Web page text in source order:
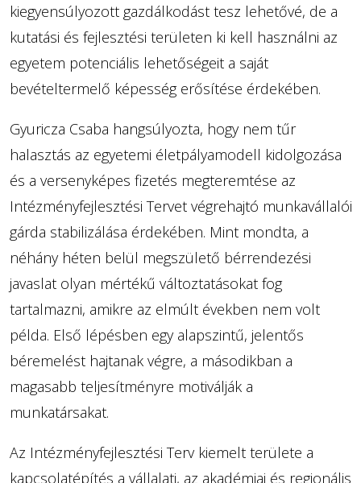
kiegyensúlyozott gazdálkodást tesz lehetővé, de a
kutatási és fejlesztési területen ki kell használni az
egyetem potenciális lehetőségeit a saját
bevételtermelő képesség erősítése érdekében.
Gyuricza Csaba hangsúlyozta, hogy nem tűr
halasztás az egyetemi életpályamodell kidolgozása
és a versenyképes fizetés megteremtése az
Intézményfejlesztési Tervet végrehajtó munkavállalói
gárda stabilizálása érdekében. Mint mondta, a
néhány héten belül megszülető bérrendezési
javaslat olyan mértékű változtatásokat fog
tartalmazni, amikre az elmúlt években nem volt
példa. Első lépésben egy alapszintű, jelentős
béremelést hajtanak végre, a másodikban a
magasabb teljesítményre motiválják a
munkatársakat.
Az Intézményfejlesztési Terv kiemelt területe a
kapcsolatépítés a vállalati, az akadémiai és regionális